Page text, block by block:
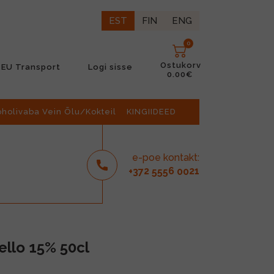
EST FIN ENG
EU Transport Logi sisse
0
Ostukorv
0.00€
Vein Õlu/Kokteil KINGIIDEED
e-poe kontakt:
+372 5556 0021
15% 50cl